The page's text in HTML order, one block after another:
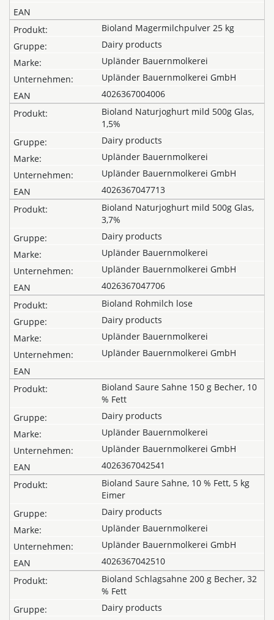
Bioland Magermilchpulver 25 kg
Dairy products
Upländer Bauernmolkerei
Upländer Bauernmolkerei GmbH
4026367004006
Bioland Naturjoghurt mild 500g Glas,
1,5%
Dairy products
Upländer Bauernmolkerei
Upländer Bauernmolkerei GmbH
4026367047713
Bioland Naturjoghurt mild 500g Glas,
3,7%
Dairy products
Upländer Bauernmolkerei
Upländer Bauernmolkerei GmbH
4026367047706
Bioland Rohmilch lose
Dairy products
Upländer Bauernmolkerei
Upländer Bauernmolkerei GmbH
Bioland Saure Sahne 150 g Becher, 10
% Fett
Dairy products
Upländer Bauernmolkerei
Upländer Bauernmolkerei GmbH
4026367042541
Bioland Saure Sahne, 10 % Fett, 5 kg
Eimer
Dairy products
Upländer Bauernmolkerei
Upländer Bauernmolkerei GmbH
4026367042510
Bioland Schlagsahne 200 g Becher, 32
% Fett
Dairy products